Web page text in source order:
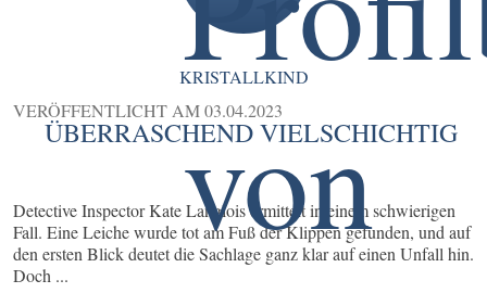
KRISTALLKIND
VERÖFFENTLICHT AM03.04.2023
ÜBERRASCHEND VIELSCHICHTIG
Detective Inspector Kate Langlois ermittelt in einem schwierigen
Fall. Eine Leiche wurde tot am Fuß der Klippen gefunden, und auf
den ersten Blick deutet die Sachlage ganz klar auf einen Unfall hin.
Doch ...